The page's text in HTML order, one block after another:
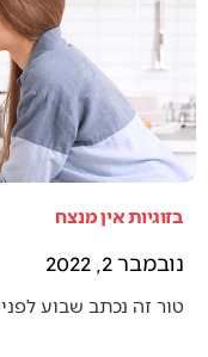
בזוגיות אין מנצח
נובמבר 2, 2022
טור זה נכתב שבוע